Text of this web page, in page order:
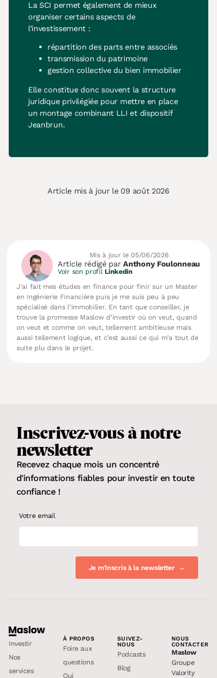
La SCI permet également de mieux
organiser certains aspects de
l’investissement :
répartition des parts entre associés
transmission du patrimoine
gestion collective du bien immobilier
Elle constitue donc souvent la structure
juridique privilégiée pour mettre en place
un montage combinant LLI et dispositif
Jeanbrun.
Article mis à jour le 09 août 2026
Mis à jour le 05/06/2026
Article rédigé parAnthony Foulonneau
Voir son profil Linkedin
J’ai fait mes études en finance pour finir sur un Master
en Ingénierie Financière puis je me suis peu à peu
spécialisé dans l’immobilier. En tant que conseiller, je
trouve la promesse Maslow d’investir où on veut, quand
on veut et comme on veut, tellement ambitieuse mais
aussi tellement logique, et c’est aussi ce qui m’a tout de
suite plu dans le projet.
Inscrivez-vousà notre
newsletter
Recevez chaque mois un concentré
d'informations fiables pour investir en toute
confiance !
Votre email
Investir
Nos
services
À PROPOS
Foire aux
questions
Qui
SUIVEZ-
NOUS
Podcasts
Blog
NOUS
CONTACTER
Maslow
Groupe
Valority